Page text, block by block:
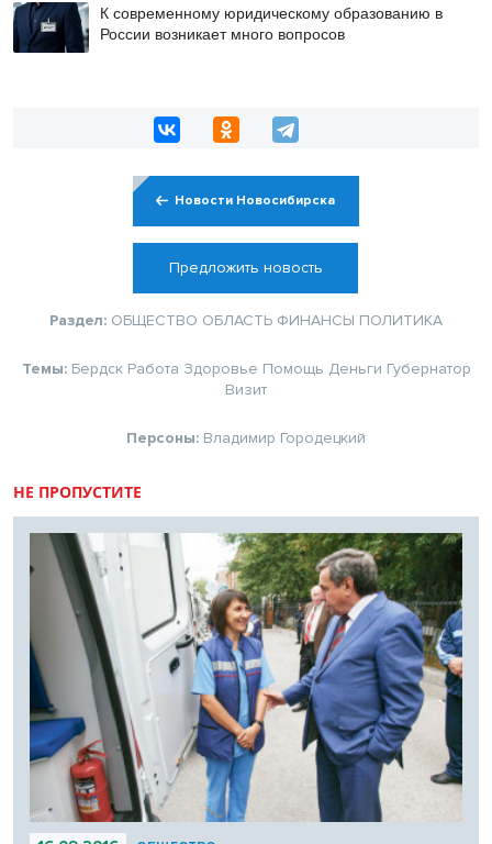
К современному юридическому образованию в
России возникает много вопросов
Новости Новосибирска
Предложить новость
Раздел: ОБЩЕСТВО ОБЛАСТЬ ФИНАНСЫ ПОЛИТИКА
Темы: Бердск Работа Здоровье Помощь Деньги Губернатор
Визит
Персоны: Владимир Городецкий
НЕ ПРОПУСТИТЕ